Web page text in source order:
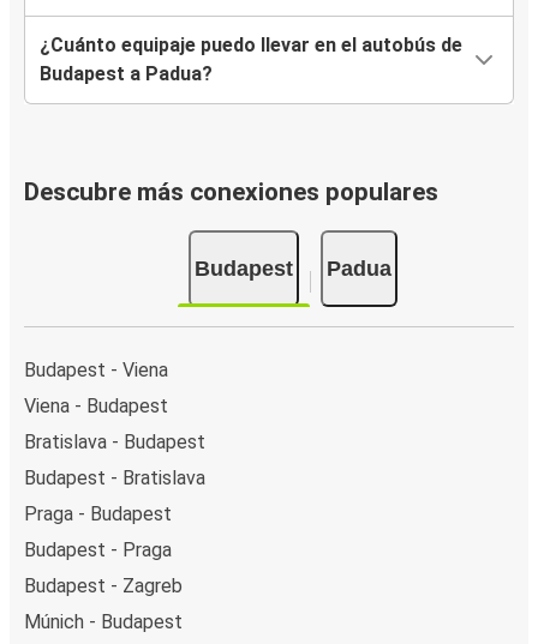
¿Cuánto equipaje puedo llevar en el autobús de
Budapest a Padua?
Descubre más conexiones populares
Budapest Padua
Budapest - Viena
Viena - Budapest
Bratislava - Budapest
Budapest - Bratislava
Praga - Budapest
Budapest - Praga
Budapest - Zagreb
Múnich - Budapest